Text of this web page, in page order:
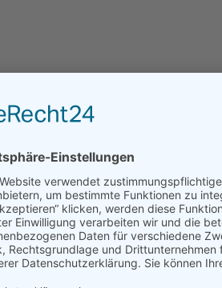
geeignet, die in
Die geplante